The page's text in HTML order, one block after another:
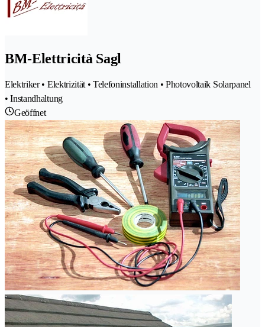
BM-Elettricità Sagl
Elektriker • Elektrizität • Telefoninstallation • Photovoltaik Solarpanel
• Instandhaltung
Geöffnet